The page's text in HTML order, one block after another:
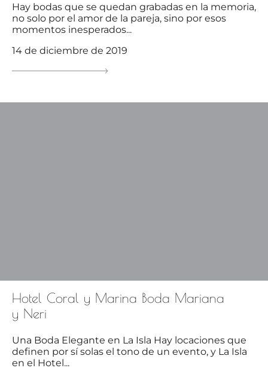
Hay bodas que se quedan grabadas en la memoria,
no solo por el amor de la pareja, sino por esos
momentos inesperados...
14 de diciembre de 2019
Hotel Coral y Marina Boda Mariana
y Neri
Una Boda Elegante en La Isla Hay locaciones que
definen por sí solas el tono de un evento, y La Isla
en el Hotel...